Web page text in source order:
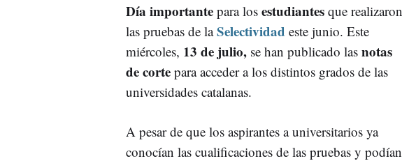
Día importante para los estudiantes que realizaron
las pruebas de laSelectividad este junio. Este
miércoles, 13 de julio, se han publicado las notas
de corte para acceder a los distintos grados de las
universidades catalanas.
A pesar de que los aspirantes a universitarios ya
conocían las cualificaciones de las pruebas y podían